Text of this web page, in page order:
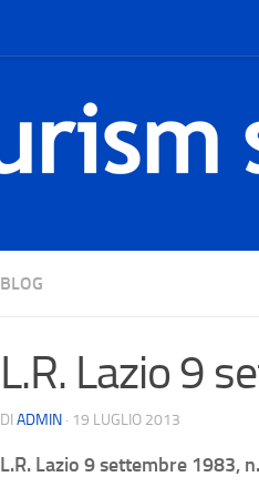
BLOG
L.R. Lazio 9
DI ADMIN · 19 LUGLIO 2013
L.R. Lazio 9 settembre 1983,